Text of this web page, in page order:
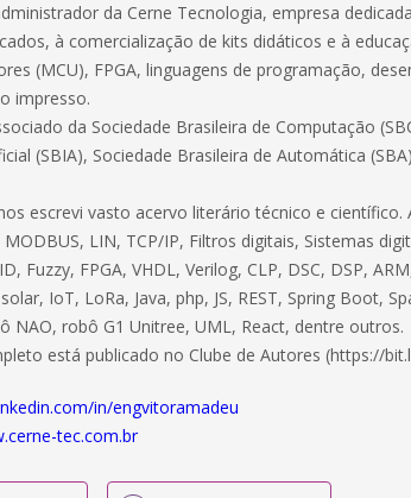
da Cerne Tecnologia, empresa
à comercialização de kits didáticos e à
(MCU), FPGA, linguagens de programação,
impresso.
da Sociedade Brasileira de Computação
(SBIA), Sociedade Brasileira de Automática
escrevi vasto acervo literário técnico e científico.
MODBUS, LIN, TCP/IP, Filtros digitais, Sistemas
Fuzzy, FPGA, VHDL, Verilog, CLP, DSC, DSP,
IoT, LoRa, Java, php, JS, REST, Spring Boot,
NAO, robô G1 Unitree, UML, React, dentre outros.
está publicado no Clube de Autores (https://
in/engvitoramadeu
tec.com.br